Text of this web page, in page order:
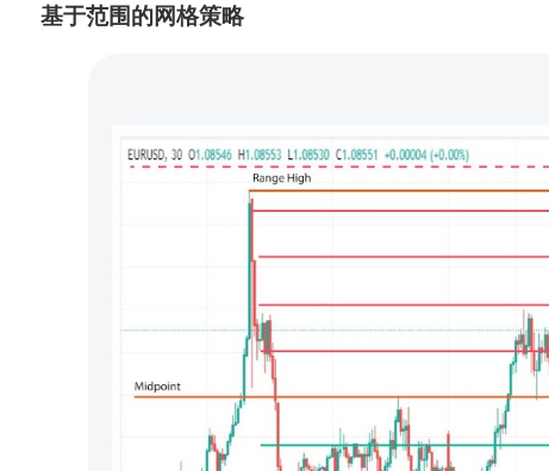
基于范围的网格策略